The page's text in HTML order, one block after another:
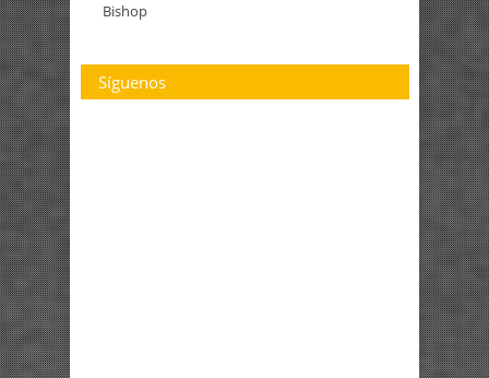
Bishop
Síguenos